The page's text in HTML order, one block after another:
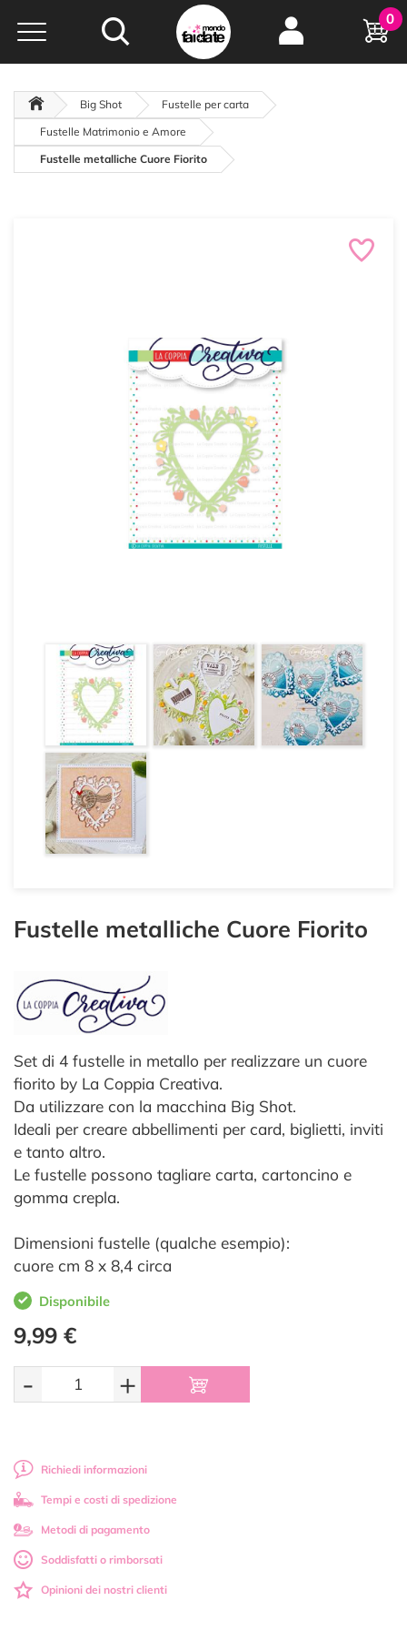
Hobby e
creatività...
oltre 15 anni online
0
Big Shot
Fustelle per carta
Fustelle Matrimonio e Amore
Fustelle metalliche Cuore Fiorito
Fustelle metalliche Cuore Fiorito
Set di 4 fustelle in metallo per realizzare un cuore
fiorito by La Coppia Creativa.
Da utilizzare con la macchina Big Shot.
Ideali per creare abbellimenti per card, biglietti, inviti
e tanto altro.
Le fustelle possono tagliare carta, cartoncino e
gomma crepla.
Dimensioni fustelle (qualche esempio):
cuore cm 8 x 8,4 circa
Disponibile
9,99 €
- +
Richiedi informazioni
Tempi e costi di spedizione
Metodi di pagamento
Soddisfatti o rimborsati
Opinioni dei nostri clienti